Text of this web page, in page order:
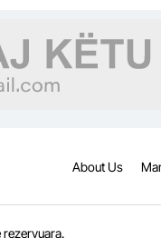
About Us